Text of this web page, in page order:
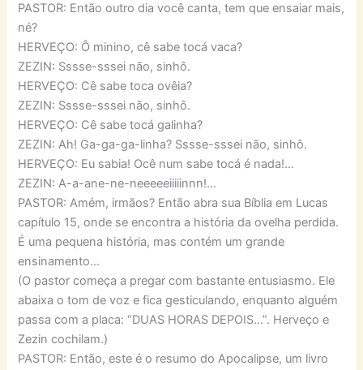
PASTOR: Então outro dia você canta, tem que ensaiar mais,
né?
HERVEÇO: Ô minino, cê sabe tocá vaca?
ZEZIN: Sssse-sssei não, sinhô.
HERVEÇO: Cê sabe toca ovêia?
ZEZIN: Sssse-sssei não, sinhô.
HERVEÇO: Cê sabe tocá galinha?
ZEZIN: Ah! Ga-ga-ga-linha? Sssse-sssei não, sinhô.
HERVEÇO: Eu sabia! Ocê num sabe tocá é nada!…
ZEZIN: A-a-ane-ne-neeeeeiiiiinnn!…
PASTOR: Amém, irmãos? Então abra sua Bíblia em Lucas
capítulo 15, onde se encontra a história da ovelha perdida.
É uma pequena história, mas contém um grande
ensinamento…
(O pastor começa a pregar com bastante entusiasmo. Ele
abaixa o tom de voz e fica gesticulando, enquanto alguém
passa com a placa: “DUAS HORAS DEPOIS…”. Herveço e
Zezin cochilam.)
PASTOR: Então, este é o resumo do Apocalipse, um livro